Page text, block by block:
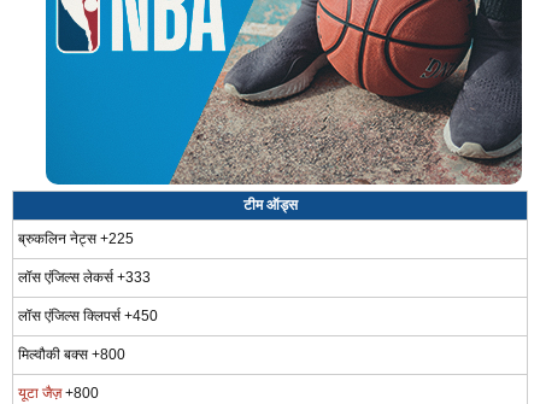
टीम ऑड्स
ब्रुकलिन नेट्स +225
लॉस एंजिल्स लेकर्स +333
लॉस एंजिल्स क्लिपर्स +450
मिल्वौकी बक्स +800
यूटा जैज़+800